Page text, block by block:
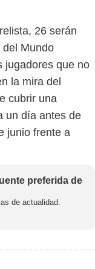
26 serán
Mundo
jugadores que no
la mira del
cubrir una
un día antes de
junio frente a
preferida de
de actualidad.